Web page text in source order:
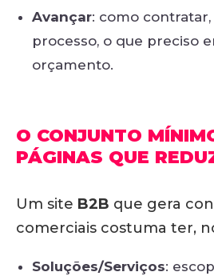
Avançar: como
processo, o que preciso
orçamento.
O CONJUNTO
PÁGINAS QUE
Um site B2B que gera
comerciais costuma ter,
Soluções/Serviços: